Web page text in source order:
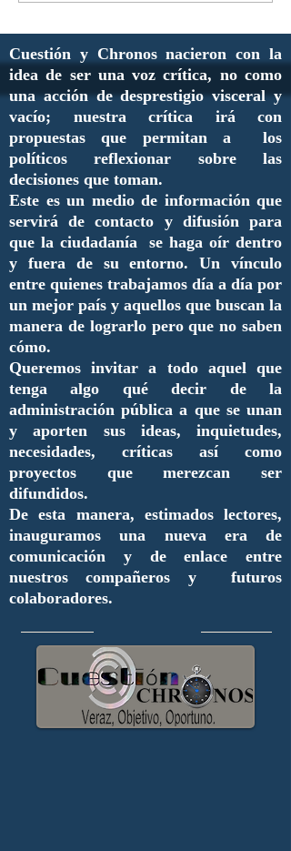
Cuestión y Chronos nacieron con la
idea de ser una voz crítica, no como
una acción de desprestigio visceral y
vacío; nuestra crítica irá con
propuestas que permitan a los
políticos reflexionar sobre las
decisiones que toman.
Este es un medio de información que
servirá de contacto y difusión para
que la ciudadanía se haga oír dentro
y fuera de su entorno. Un vínculo
entre quienes trabajamos día a día por
un mejor país y aquellos que buscan la
manera de lograrlo pero que no saben
cómo.
Queremos invitar a todo aquel que
tenga algo qué decir de la
administración pública a que se unan
y aporten sus ideas, inquietudes,
necesidades, críticas así como
proyectos que merezcan ser
difundidos.
De esta manera, estimados lectores,
inauguramos una nueva era de
comunicación y de enlace entre
nuestros compañeros y futuros
colaboradores.